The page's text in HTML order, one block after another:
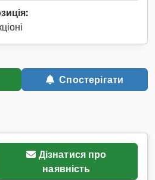
Спостерігати
Дізнатися про
наявність